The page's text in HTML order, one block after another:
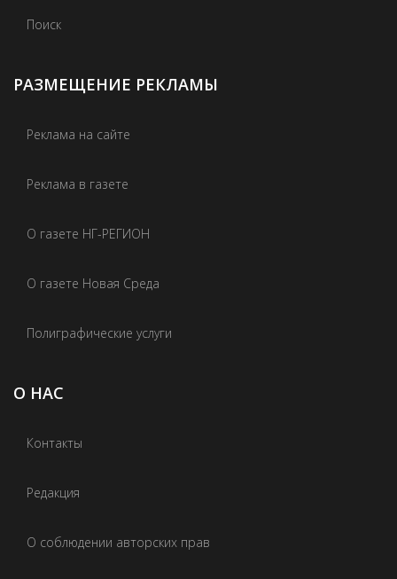
Поиск
РАЗМЕЩЕНИЕ РЕКЛАМЫ
Реклама на сайте
Реклама в газете
О газете НГ-РЕГИОН
О газете Новая Среда
Полиграфические услуги
О НАС
Контакты
Редакция
О соблюдении авторских прав